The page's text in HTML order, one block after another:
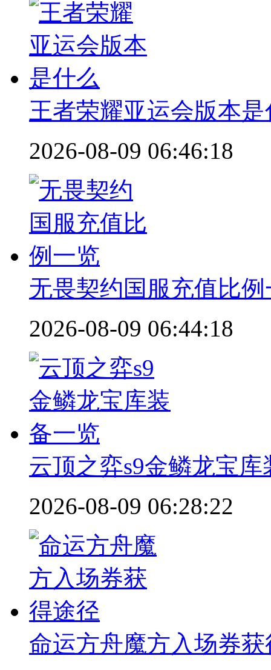
王者荣耀亚运会版本是
2026-08-09 06:46:18
无畏契约国服充值比例
2026-08-09 06:44:18
云顶之弈s9金鳞龙宝库
2026-08-09 06:28:22
命运方舟魔方入场券